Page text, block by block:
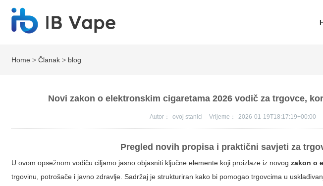
Home >Članak > blog
Novi zakon o elektronskim cigaretama 2026 vodič za trgovce,
Autor： ovoj stanici Vrijeme： 2026-01-19T18:17:19+00:00
Pregled novih propisa i praktični savjeti za
U ovom opsežnom vodiču ciljamo jasno objasniti ključne elemente koji proizlaze iz novogzakon o
trgovinu, potrošače i javno zdravlje. Sadržaj je strukturiran kako bi pomogao trgovcima u